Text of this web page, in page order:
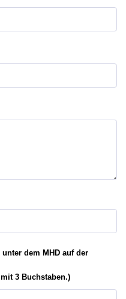
dem MHD auf der
3 Buchstaben.)